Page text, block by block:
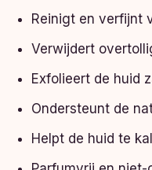
Reinigt en verfijnt
Verwijdert
Exfolieert de huid
Ondersteunt de
Helpt de huid te